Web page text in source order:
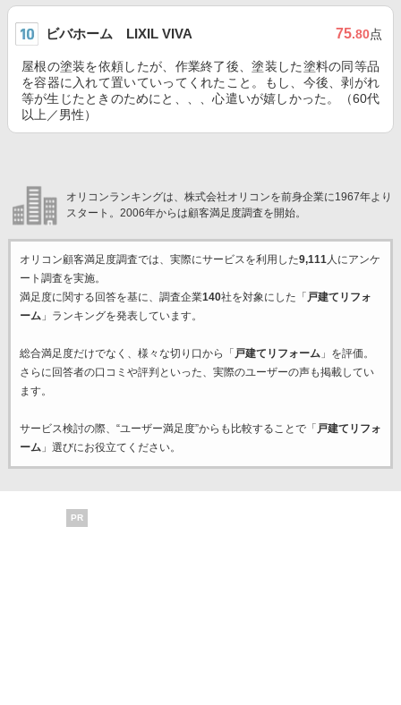
ビバホーム LIXIL VIVA 75.80点
屋根の塗装を依頼したが、作業終了後、塗装した塗料の同等品
を容器に入れて置いていってくれたこと。もし、今後、剥がれ
等が生じたときのためにと、、、心遣いが嬉しかった。（60代
以上／男性）
オリコンランキングは、株式会社オリコンを前身企業に1967年より
スタート。2006年からは顧客満足度調査を開始。
オリコン顧客満足度調査では、実際にサービスを利用した9,111人にアンケ
ート調査を実施。
満足度に関する回答を基に、調査企業140社を対象にした「 戸建てリフォ
ーム」ランキングを発表しています。
総合満足度だけでなく、様々な切り口から「 戸建てリフォーム」を評価。
さらに回答者の口コミや評判といった、実際のユーザーの声も掲載してい
ます。
サービス検討の際、“ユーザー満足度”からも比較することで「 戸建てリフォ
ーム」選びにお役立てください。
PR